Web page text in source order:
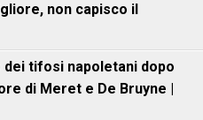
non capisco il
dei tifosi napoletani dopo
di Meret e De Bruyne |